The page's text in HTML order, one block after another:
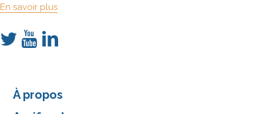
En savoir plus
À propos